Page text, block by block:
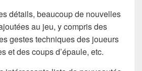
détails, beaucoup de nouvelles
au jeu, y compris des
gestes techniques des joueurs
et des coups d’épaule, etc.